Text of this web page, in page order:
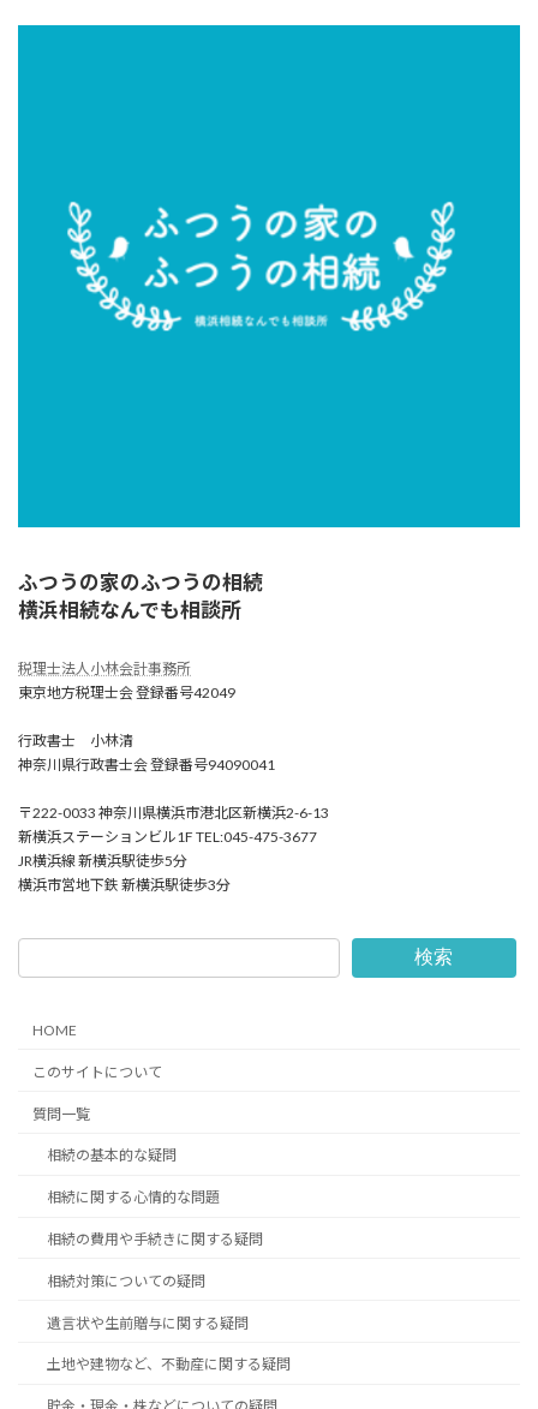
ふつうの家のふつうの相続
横浜相続なんでも相談所
税理士法人小林会計事務所
東京地方税理士会 登録番号42049
行政書士 小林清
神奈川県行政書士会 登録番号94090041
〒222-0033 神奈川県横浜市港北区新横浜2-6-13
新横浜ステーションビル1F TEL:045-475-3677
JR横浜線 新横浜駅徒歩5分
横浜市営地下鉄 新横浜駅徒歩3分
検索
HOME
このサイトについて
質問一覧
相続の基本的な疑問
相続に関する心情的な問題
相続の費用や手続きに関する疑問
相続対策についての疑問
遺言状や生前贈与に関する疑問
土地や建物など、不動産に関する疑問